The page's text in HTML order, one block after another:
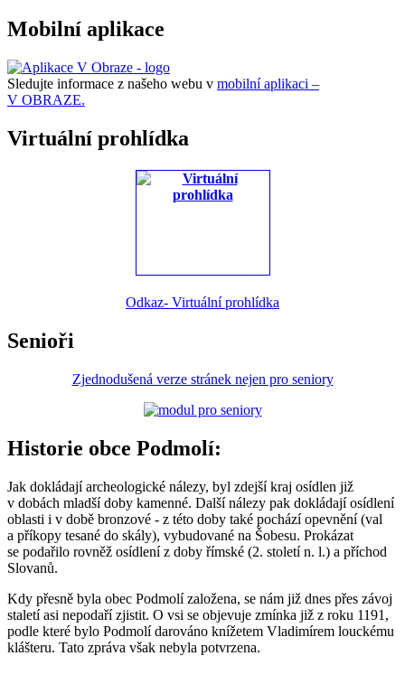
Mobilní aplikace
Sledujte informace z našeho webu v mobilní aplikaci –
V OBRAZE.
Virtuální prohlídka
Odkaz- Virtuální prohlídka
Senioři
Zjednodušená verze stránek nejen pro seniory
Historie obce Podmolí:
Jak dokládají archeologické nálezy, byl zdejší kraj osídlen již
v dobách mladší doby kamenné. Další nálezy pak dokládají osídlení
oblasti i v době bronzové - z této doby také pochází opevnění (val
a příkopy tesané do skály), vybudované na Šobesu. Prokázat
se podařilo rovněž osídlení z doby římské (2. století n. l.) a příchod
Slovanů.
Kdy přesně byla obec Podmolí založena, se nám již dnes přes závoj
staletí asi nepodaří zjistit. O vsi se objevuje zmínka již z roku 1191,
podle které bylo Podmolí darováno knížetem Vladimírem louckému
klášteru. Tato zpráva však nebyla potvrzena.